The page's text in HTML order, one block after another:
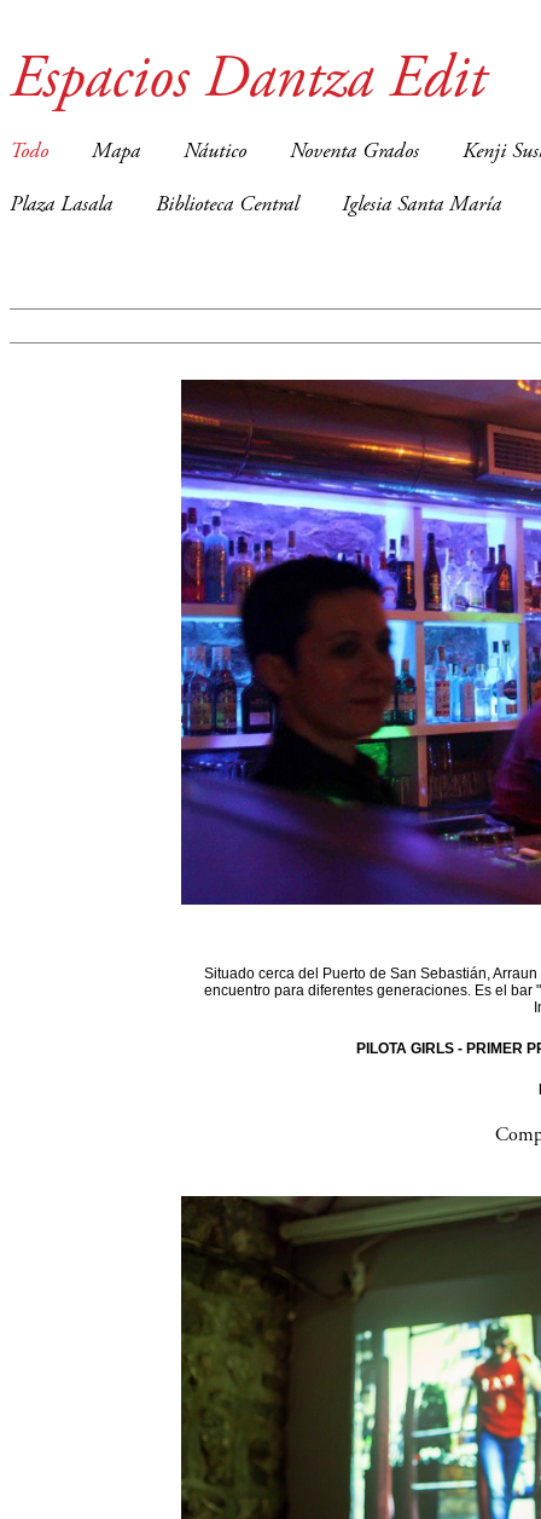
Espacios Dantza Edit
Todo Mapa Náutico Noventa Grados Kenji
Plaza Lasala Biblioteca Central Iglesia Santa María
Situado cerca del Puerto de San Sebastián,
encuentro para diferentes generaciones. Es el
PILOTA GIRLS - PRIMER